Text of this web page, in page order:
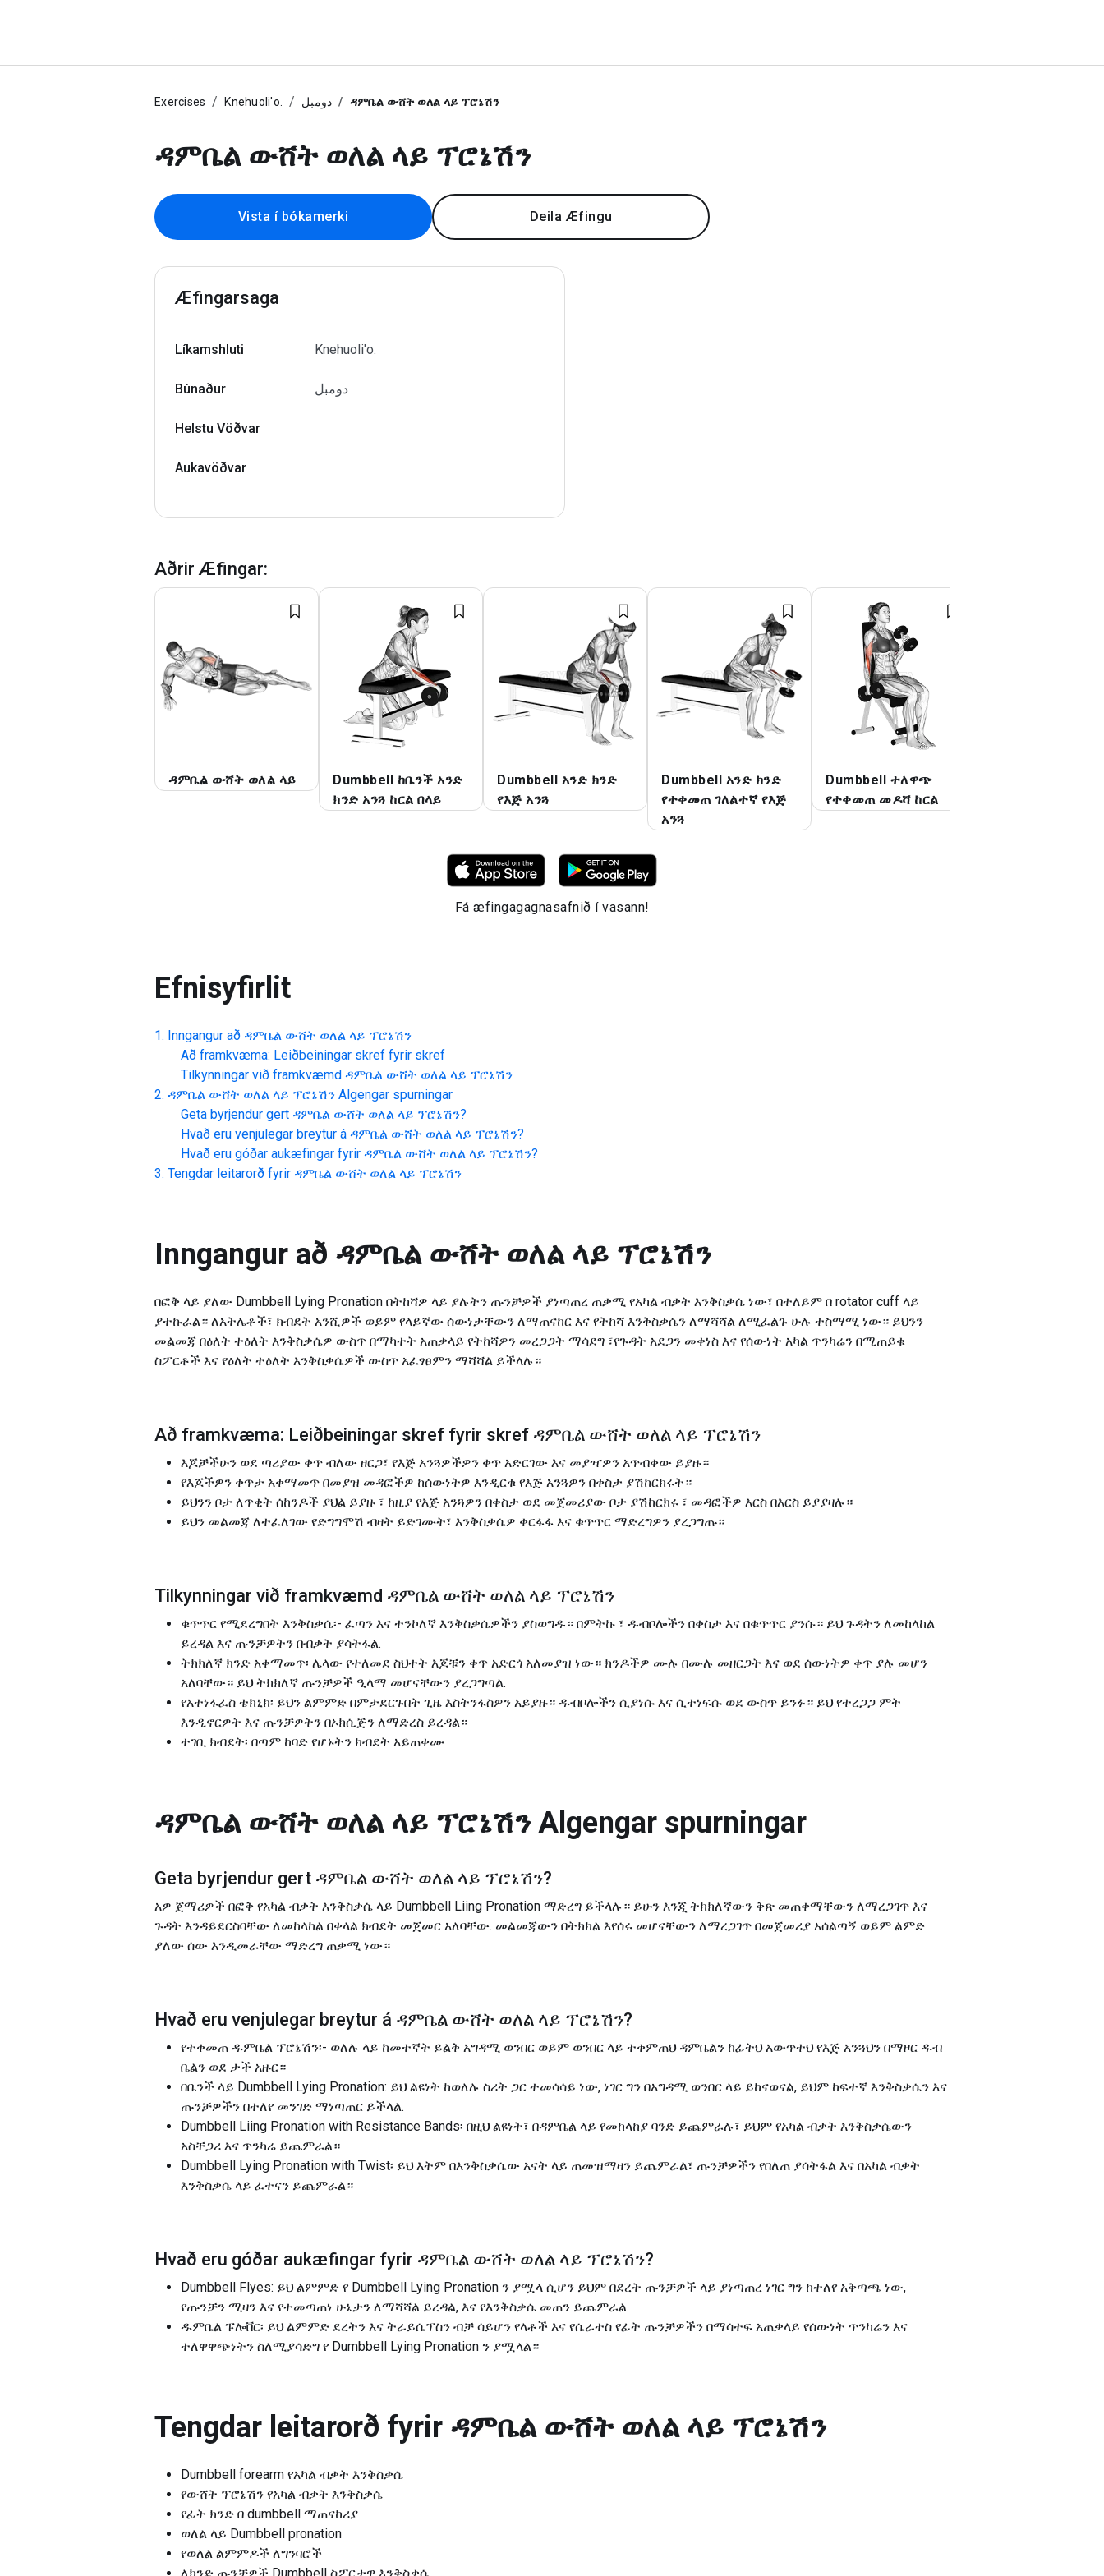
Exercises Knehuoli'o. دومبل ዳምቤል ውሸት ወለል ላይ ፕሮኔሽን
ዳምቤል ውሸት ወለል ላይ ፕሮኔሽን
Vista í bókamerki Deila Æfingu
Æfingarsaga
Líkamshluti Knehuoli'o.
Búnaður دومبل
Helstu Vöðvar
Aukavöðvar
Aðrir Æfingar:
ዳምቤል ውሸት ወለል ላይ
Dumbbell ከቤንች አንድ
ክንድ አንጓ ከርል በላይ
Dumbbell አንድ ክንድ
የእጅ አንጓ
Dumbbell አንድ ክንድ
የተቀመጠ ገለልተኛ የእጅ
አንጓ
Dumbbell ተለዋጭ
የተቀመጠ መዶሻ ከርል
Fá æfingagagnasafnið í vasann!
Efnisyfirlit
Inngangur að ዳምቤል ውሸት ወለል ላይ ፕሮኔሽን
Að framkvæma: Leiðbeiningar skref fyrir skref
Tilkynningar við framkvæmd ዳምቤል ውሸት ወለል ላይ ፕሮኔሽን
ዳምቤል ውሸት ወለል ላይ ፕሮኔሽን Algengar spurningar
Geta byrjendur gert ዳምቤል ውሸት ወለል ላይ ፕሮኔሽን?
Hvað eru venjulegar breytur á ዳምቤል ውሸት ወለል ላይ ፕሮኔሽን?
Hvað eru góðar aukæfingar fyrir ዳምቤል ውሸት ወለል ላይ ፕሮኔሽን?
Tengdar leitarorð fyrir ዳምቤል ውሸት ወለል ላይ ፕሮኔሽን
Inngangur að ዳምቤል ውሸት ወለል ላይ ፕሮኔሽን
በፎቅ ላይ ያለው Dumbbell Lying Pronation በትከሻዎ ላይ ያሉትን ጡንቻዎች ያነጣጠረ ጠቃሚ የአካል ብቃት እንቅስቃሴ ነው፣ በተለይም በ rotator cuff ላይ
ያተኩራል። ለአትሌቶች፣ ክብደት አንሺዎች ወይም የላይኛው ሰውነታቸውን ለማጠናከር እና የትከሻ እንቅስቃሴን ለማሻሻል ለሚፈልጉ ሁሉ ተስማሚ ነው። ይህንን
መልመጃ በዕለት ተዕለት እንቅስቃሴዎ ውስጥ በማካተት አጠቃላይ የትከሻዎን መረጋጋት ማሳደግ ፣የጉዳት አደጋን መቀነስ እና የሰውነት አካል ጥንካሬን በሚጠይቁ
ስፖርቶች እና የዕለት ተዕለት እንቅስቃሴዎች ውስጥ አፈፃፀምን ማሻሻል ይችላሉ።
Að framkvæma: Leiðbeiningar skref fyrir skref ዳምቤል ውሸት ወለል ላይ ፕሮኔሽን
እጆቻችሁን ወደ ጣሪያው ቀጥ ብለው ዘርጋ፣ የእጅ አንጓዎችዎን ቀጥ አድርገው እና ​​መያዣዎን አጥብቀው ይያዙ።
የእጆችዎን ቀጥታ አቀማመጥ በመያዝ መዳፎችዎ ከሰውነትዎ እንዲርቁ የእጅ አንጓዎን በቀስታ ያሽከርክሩት።
ይህንን ቦታ ለጥቂት ሰከንዶች ያህል ይያዙ ፣ ከዚያ የእጅ አንጓዎን በቀስታ ወደ መጀመሪያው ቦታ ያሽከርክሩ ፣ መዳፎችዎ እርስ በእርስ ይያያዛሉ።
ይህን መልመጃ ለተፈለገው የድግግሞሽ ብዛት ይድገሙት፣ እንቅስቃሴዎ ቀርፋፋ እና ቁጥጥር ማድረግዎን ያረጋግጡ።
Tilkynningar við framkvæmd ዳምቤል ውሸት ወለል ላይ ፕሮኔሽን
ቁጥጥር የሚደረግበት እንቅስቃሴ፡- ፈጣን እና ተንኮለኛ እንቅስቃሴዎችን ያስወግዱ። በምትኩ ፣ ዱብቦሎችን በቀስታ እና በቁጥጥር ያንሱ። ይህ ጉዳትን ለመከላከል
ይረዳል እና ጡንቻዎትን በብቃት ያሳትፋል.
ትክክለኛ ክንድ አቀማመጥ፡ ሌላው የተለመደ ስህተት እጆቹን ቀጥ አድርጎ አለመያዝ ነው። ክንዶችዎ ሙሉ በሙሉ መዘርጋት እና ወደ ሰውነትዎ ቀጥ ያሉ መሆን
አለባቸው። ይህ ትክክለኛ ጡንቻዎች ዒላማ መሆናቸውን ያረጋግጣል.
የአተነፋፈስ ቴክኒክ፡ ይህን ልምምድ በምታደርጉበት ጊዜ እስትንፋስዎን አይያዙ። ዱብቦሎችን ሲያነሱ እና ሲተነፍሱ ወደ ውስጥ ይንፉ። ይህ የተረጋጋ ምት
እንዲኖርዎት እና ጡንቻዎትን በኦክሲጅን ለማድረስ ይረዳል።
ተገቢ ክብደት፡ በጣም ከባድ የሆኑትን ክብደት አይጠቀሙ
ዳምቤል ውሸት ወለል ላይ ፕሮኔሽን Algengar spurningar
Geta byrjendur gert ዳምቤል ውሸት ወለል ላይ ፕሮኔሽን?
አዎ ጀማሪዎች በፎቅ የአካል ብቃት እንቅስቃሴ ላይ Dumbbell Liing Pronation ማድረግ ይችላሉ። ይሁን እንጂ ትክክለኛውን ቅጽ መጠቀማቸውን ለማረጋገጥ እና
ጉዳት እንዳይደርስባቸው ለመከላከል በቀላል ክብደት መጀመር አለባቸው. መልመጃውን በትክክል እየሰሩ መሆናቸውን ለማረጋገጥ በመጀመሪያ አሰልጣኝ ወይም ልምድ
ያለው ሰው እንዲመራቸው ማድረግ ጠቃሚ ነው።
Hvað eru venjulegar breytur á ዳምቤል ውሸት ወለል ላይ ፕሮኔሽን?
የተቀመጠ ዱምቤል ፕሮኔሽን፡- ወለሉ ላይ ከመተኛት ይልቅ አግዳሚ ወንበር ወይም ወንበር ላይ ተቀምጠህ ዳምቤልን ከፊትህ አውጥተህ የእጅ አንጓህን በማዞር ዱብ
ቤልን ወደ ታች አዙር።
በቤንች ላይ Dumbbell Lying Pronation: ይህ ልዩነት ከወለሉ ስሪት ጋር ተመሳሳይ ነው, ነገር ግን በአግዳሚ ወንበር ላይ ይከናወናል, ይህም ከፍተኛ እንቅስቃሴን እና
ጡንቻዎችን በተለየ መንገድ ማነጣጠር ይችላል.
Dumbbell Liing Pronation with Resistance Bands፡ በዚህ ልዩነት፣ በዳምቤል ላይ የመከላከያ ባንድ ይጨምራሉ፣ ይህም የአካል ብቃት እንቅስቃሴውን
አስቸጋሪ እና ጥንካሬ ይጨምራል።
Dumbbell Lying Pronation with Twist፡ ይህ እትም በእንቅስቃሴው አናት ላይ ጠመዝማዛን ይጨምራል፣ ጡንቻዎችን የበለጠ ያሳትፋል እና በአካል ብቃት
እንቅስቃሴ ላይ ፈተናን ይጨምራል።
Hvað eru góðar aukæfingar fyrir ዳምቤል ውሸት ወለል ላይ ፕሮኔሽን?
Dumbbell Flyes: ይህ ልምምድ የ Dumbbell Lying Pronation ን ያሟላ ሲሆን ይህም በደረት ጡንቻዎች ላይ ያነጣጠረ ነገር ግን ከተለየ አቅጣጫ ነው,
የጡንቻን ሚዛን እና የተመጣጠነ ሁኔታን ለማሻሻል ይረዳል, እና የእንቅስቃሴ መጠን ይጨምራል.
ዱምቤል ፑሎቨር፡ ይህ ልምምድ ደረትን እና ትራይሴፕስን ብቻ ሳይሆን የላቶች እና የሴራተስ የፊት ጡንቻዎችን በማሳተፍ አጠቃላይ የሰውነት ጥንካሬን እና
ተለዋዋጭነትን ስለሚያሳድግ የ Dumbbell Lying Pronation ን ያሟላል።
Tengdar leitarorð fyrir ዳምቤል ውሸት ወለል ላይ ፕሮኔሽን
Dumbbell forearm የአካል ብቃት እንቅስቃሴ
የውሸት ፕሮኔሽን የአካል ብቃት እንቅስቃሴ
የፊት ክንድ በ dumbbell ማጠናከሪያ
ወለል ላይ Dumbbell pronation
የወለል ልምምዶች ለግንባሮች